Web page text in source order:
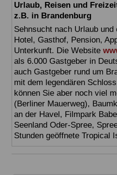
Urlaub, Reisen und
z.B. in Brandenburg
Sehnsucht nach Urlaub
Hotel, Gasthof, Pension,
Unterkunft. Die Website
als 6.000 Gastgeber in
auch Gastgeber rund um
mit dem legendären
können Sie aber noch viel
(Berliner Mauerweg),
an der Havel, Filmpark
Seenland Oder-Spree,
Stunden geöffnete Tropical